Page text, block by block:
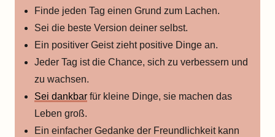
Finde jeden Tag einen Grund zum Lachen.
Sei die beste Version deiner selbst.
Ein positiver Geist zieht positive Dinge an.
Jeder Tag ist die Chance, sich zu verbessern und
zu wachsen.
Sei dankbar für kleine Dinge, sie machen das
Leben groß.
Ein einfacher Gedanke der Freundlichkeit kann